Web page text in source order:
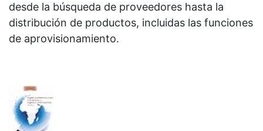
desde la búsqueda de proveedores hasta la
distribución de productos, incluidas las funciones
de aprovisionamiento.